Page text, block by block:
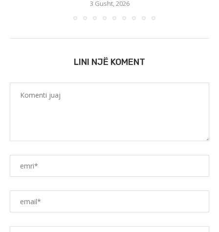
3 Gusht, 2026
LINI NJË KOMENT